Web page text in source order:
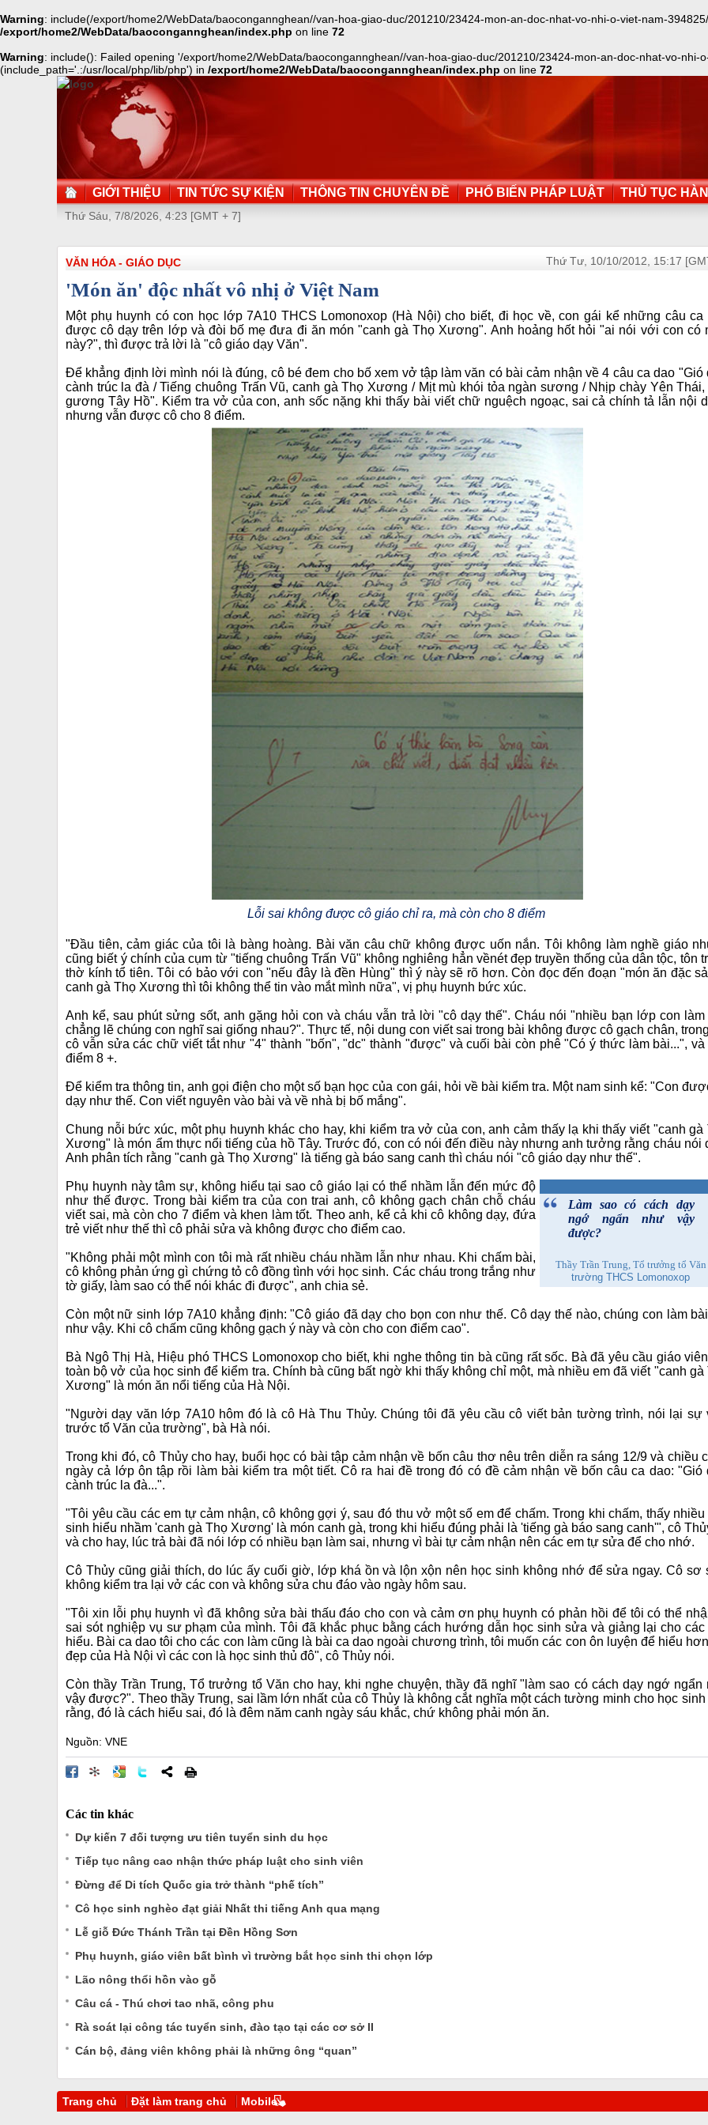
Warning: include(/export/home2/WebData/baocongannghean//van-hoa-giao-duc/201210/23424-mon-an-doc-nhat-vo-nhi-o-viet-nam-
/export/home2/WebData/baocongannghean/index.php on line 72
Warning: include(): Failed opening '/export/home2/WebData/baocongannghean//van-hoa-giao-duc/201210/23424-mon-an-doc-nhat-vo-nhi-
(include_path='.:/usr/local/php/lib/php') in /export/home2/WebData/baocongannghean/index.php on line 72
GIỚI THIỆU TIN TỨC SỰ KIỆN THÔNG TIN CHUYÊN ĐỀ PHỔ BIẾN PHÁP LUẬT THỦ TỤC
Thứ Sáu, 7/8/2026, 4:23 [GMT + 7]
VĂN HÓA - GIÁO DỤC Thứ Tư, 10/10/2012, 15:17
'Món ăn' độc nhất vô nhị ở Việt Nam
Một phụ huynh có con học lớp 7A10 THCS Lomonoxop (Hà Nội) cho biết, đi học về, con gái kể những câu ca
được cô dạy trên lớp và đòi bố mẹ đưa đi ăn món "canh gà Thọ Xương". Anh hoảng hốt hỏi "ai nói với con có
này?", thì được trả lời là "cô giáo dạy Văn".
Để khẳng định lời mình nói là đúng, cô bé đem cho bố xem vở tập làm văn có bài cảm nhận về 4 câu ca dao "Gió
cành trúc la đà / Tiếng chuông Trấn Vũ, canh gà Thọ Xương / Mịt mù khói tỏa ngàn sương / Nhịp chày Yên Thái,
gương Tây Hồ". Kiểm tra vở của con, anh sốc nặng khi thấy bài viết chữ nguệch ngoạc, sai cả chính tả lẫn nội
nhưng vẫn được cô cho 8 điểm.
Lỗi sai không được cô giáo chỉ ra, mà còn cho 8 điểm
"Đầu tiên, cảm giác của tôi là bàng hoàng. Bài văn câu chữ không được uốn nắn. Tôi không làm nghề giáo
cũng biết ý chính của cụm từ "tiếng chuông Trấn Vũ" không nghiêng hẳn vềnét đẹp truyền thống của dân tộc, tôn
thờ kính tổ tiên. Tôi có bảo với con "nếu đây là đền Hùng" thì ý này sẽ rõ hơn. Còn đọc đến đoạn "món ăn đặc
canh gà Thọ Xương thì tôi không thể tin vào mắt mình nữa", vị phụ huynh bức xúc.
Anh kể, sau phút sửng sốt, anh gặng hỏi con và cháu vẫn trả lời "cô dạy thế". Cháu nói "nhiều bạn lớp con làm
chẳng lẽ chúng con nghĩ sai giống nhau?". Thực tế, nội dung con viết sai trong bài không được cô gạch chân,
cô vẫn sửa các chữ viết tắt như "4" thành "bốn", "dc" thành "được" và cuối bài còn phê "Có ý thức làm bài...", và
điểm 8 +.
Để kiểm tra thông tin, anh gọi điện cho một số bạn học của con gái, hỏi về bài kiểm tra. Một nam sinh kể: "Con
dạy như thế. Con viết nguyên vào bài và về nhà bị bố mắng".
Chung nỗi bức xúc, một phụ huynh khác cho hay, khi kiểm tra vở của con, anh cảm thấy lạ khi thấy viết "canh gà
Xương" là món ẩm thực nổi tiếng của hồ Tây. Trước đó, con có nói đến điều này nhưng anh tưởng rằng cháu nói
Anh phân tích rằng "canh gà Thọ Xương" là tiếng gà báo sang canh thì cháu nói "cô giáo dạy như thế".
Làm sao có cách dạy
ngớ ngẩn như vậy
được?
Thầy Trần Trung, Tổ trưởng tổ Văn
trường THCS Lomonoxop
Phụ huynh này tâm sự, không hiểu tại sao cô giáo lại có thể nhầm lẫn đến mức độ
như thế được. Trong bài kiểm tra của con trai anh, cô không gạch chân chỗ cháu
viết sai, mà còn cho 7 điểm và khen làm tốt. Theo anh, kể cả khi cô không dạy, đứa
trẻ viết như thế thì cô phải sửa và không được cho điểm cao.
"Không phải một mình con tôi mà rất nhiều cháu nhầm lẫn như nhau. Khi chấm bài,
cô không phản ứng gì chứng tỏ cô đồng tình với học sinh. Các cháu trong trắng như
tờ giấy, làm sao có thể nói khác đi được", anh chia sẻ.
Còn một nữ sinh lớp 7A10 khẳng định: "Cô giáo đã dạy cho bọn con như thế. Cô dạy thế nào, chúng con làm
như vậy. Khi cô chấm cũng không gạch ý này và còn cho con điểm cao".
Bà Ngô Thị Hà, Hiệu phó THCS Lomonoxop cho biết, khi nghe thông tin bà cũng rất sốc. Bà đã yêu cầu giáo
toàn bộ vở của học sinh để kiểm tra. Chính bà cũng bất ngờ khi thấy không chỉ một, mà nhiều em đã viết "canh gà
Xương" là món ăn nổi tiếng của Hà Nội.
"Người dạy văn lớp 7A10 hôm đó là cô Hà Thu Thủy. Chúng tôi đã yêu cầu cô viết bản tường trình, nói lại sự
trước tổ Văn của trường", bà Hà nói.
Trong khi đó, cô Thủy cho hay, buổi học có bài tập cảm nhận về bốn câu thơ nêu trên diễn ra sáng 12/9 và chiều
ngày cả lớp ôn tập rồi làm bài kiểm tra một tiết. Cô ra hai đề trong đó có đề cảm nhận về bốn câu ca dao: "Gió
cành trúc la đà...".
"Tôi yêu cầu các em tự cảm nhận, cô không gợi ý, sau đó thu vở một số em để chấm. Trong khi chấm, thấy nhiều
sinh hiểu nhầm 'canh gà Thọ Xương' là món canh gà, trong khi hiểu đúng phải là 'tiếng gà báo sang canh'", cô
và cho hay, lúc trả bài đã nói lớp có nhiều bạn làm sai, nhưng vì bài tự cảm nhận nên các em tự sửa để cho nhớ.
Cô Thủy cũng giải thích, do lúc ấy cuối giờ, lớp khá ồn và lộn xộn nên học sinh không nhớ để sửa ngay. Cô sơ
không kiểm tra lại vở các con và không sửa chu đáo vào ngày hôm sau.
"Tôi xin lỗi phụ huynh vì đã không sửa bài thấu đáo cho con và cảm ơn phụ huynh có phản hồi để tôi có thể
sai sót nghiệp vụ sư phạm của mình. Tôi đã khắc phục bằng cách hướng dẫn học sinh sửa và giảng lại cho các
hiểu. Bài ca dao tôi cho các con làm cũng là bài ca dao ngoài chương trình, tôi muốn các con ôn luyện để hiểu
đẹp của Hà Nội vì các con là học sinh thủ đô", cô Thủy nói.
Còn thầy Trần Trung, Tổ trưởng tổ Văn cho hay, khi nghe chuyện, thầy đã nghĩ "làm sao có cách dạy ngớ ngẩn
vậy được?". Theo thầy Trung, sai lầm lớn nhất của cô Thủy là không cắt nghĩa một cách tường minh cho học sinh
rằng, đó là cách hiểu sai, đó là đêm năm canh ngày sáu khắc, chứ không phải món ăn.
Nguồn: VNE
Các tin khác
Dự kiến 7 đối tượng ưu tiên tuyển sinh du học
Tiếp tục nâng cao nhận thức pháp luật cho sinh viên
Đừng để Di tích Quốc gia trở thành “phế tích”
Cô học sinh nghèo đạt giải Nhất thi tiếng Anh qua mạng
Lễ giỗ Đức Thánh Trần tại Đền Hồng Sơn
Phụ huynh, giáo viên bất bình vì trường bắt học sinh thi chọn lớp
Lão nông thổi hồn vào gỗ
Câu cá - Thú chơi tao nhã, công phu
Rà soát lại công tác tuyển sinh, đào tạo tại các cơ sở II
Cán bộ, đảng viên không phải là những ông “quan”
Trang chủ Đặt làm trang chủ Mobile